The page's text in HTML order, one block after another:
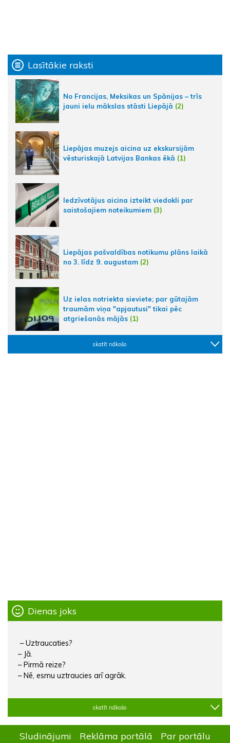
Lasītākie raksti
No Francijas, Meksikas un Spānijas – trīs
jauni ielu mākslas stāsti Liepājā (2)
Liepājas muzejs aicina uz ekskursijām
vēsturiskajā Latvijas Bankas ēkā (1)
Iedzīvotājus aicina izteikt viedokli par
saistošajiem noteikumiem (3)
Liepājas pašvaldības notikumu plāns laikā
no 3. līdz 9. augustam (2)
Uz ielas notriekta sieviete; par gūtajām
traumām viņa "apjautusi" tikai pēc
atgriešanās mājās (1)
skatīt nākošo
Dienas joks
– Uztraucaties?
– Jā.
– Pirmā reize?
– Nē, esmu uztraucies arī agrāk.
skatīt nākošo
Sludinājumi Reklāma portālā Par portālu